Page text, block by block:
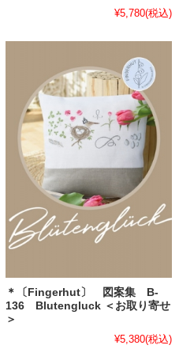
¥5,780(税込)
＊〔Fingerhut〕 図案集 B-
136 Blutengluck ＜お取り寄せ
＞
¥5,380(税込)